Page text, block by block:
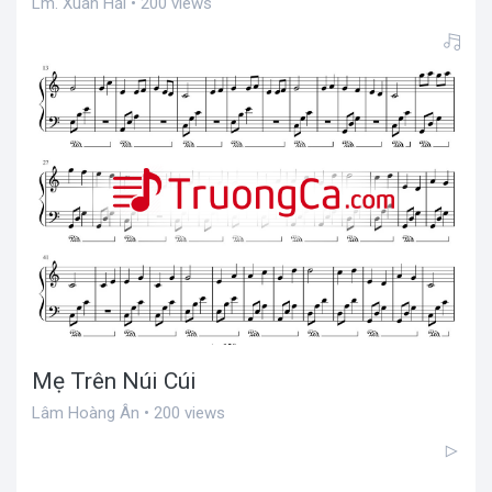
Mẹ Trên Núi Cúi
Lâm Hoàng Ân • 200 views